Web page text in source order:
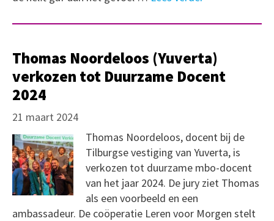
Thomas Noordeloos (Yuverta)
verkozen tot Duurzame Docent
2024
21 maart 2024
Thomas Noordeloos, docent bij de
Tilburgse vestiging van Yuverta, is
verkozen tot duurzame mbo-docent
van het jaar 2024. De jury ziet Thomas
als een voorbeeld en een
ambassadeur. De coöperatie Leren voor Morgen stelt